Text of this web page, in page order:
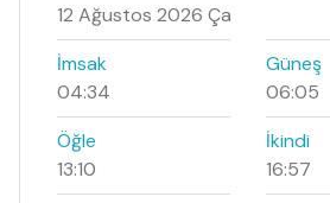
12 Ağustos 2026 Ça
İmsak
04:34
Güneş
06:05
Öğle
13:10
İkindi
16:57